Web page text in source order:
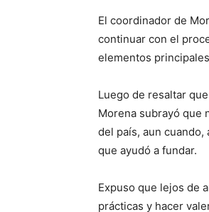
El coordinador de
continuar con el
elementos
Luego de resaltar
Morena subrayó que
del país, aun
que ayudó a fundar.
Expuso que lejos de
prácticas y hacer